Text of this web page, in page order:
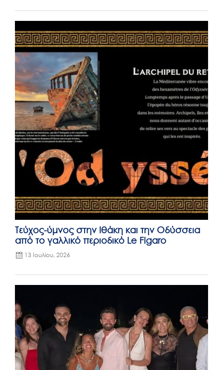
Τεύχος-ύμνος στην Ιθάκη και την Οδύσσεια
από το γαλλικό περιοδικό Le Figaro
on
13 Ιουλίου, 2026